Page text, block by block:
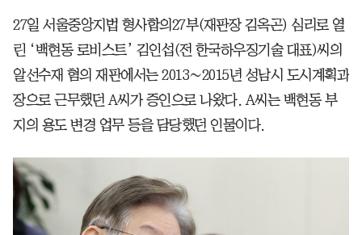
27일 서울중앙지법 형사합의27부(재판장 김옥곤) 심리로 열
린 ‘백현동 로비스트’ 김인섭(전 한국하우징기술 대표)씨의
알선수재 혐의 재판에서는 2013∼2015년 성남시 도시계획과
장으로 근무했던 A씨가 증인으로 나왔다. A씨는 백현동 부
지의 용도 변경 업무 등을 담당했던 인물이다.